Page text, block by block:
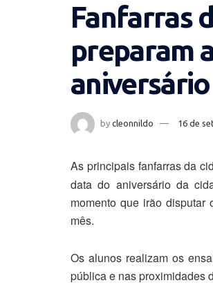
Fanfarras
preparam
by cleonnildo 16 de
As principais fanfarras da
data do aniversário da
momento que irão
mês.
Os alunos realizam os
pública e nas proximidades